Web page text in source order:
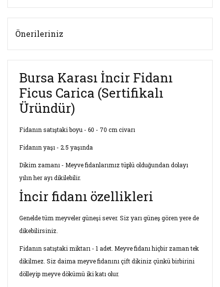
Önerileriniz
Bursa Karası İncir Fidanı
Ficus Carica (Sertifikalı
Üründür)
Fidanın satıştaki boyu - 60 - 70 cm civarı
Fidanın yaşı - 2.5 yaşında
Dikim zamanı - Meyve fidanlarımız tüplü olduğundan dolayı
yılın her ayı dikilebilir.
İncir fidanı özellikleri
Genelde tüm meyveler güneşi sever. Siz yarı güneş gören yere de
dikebilirsiniz.
Fidanın satıştaki miktarı - 1 adet. Meyve fidanı hiçbir zaman tek
dikilmez. Siz daima meyve fidanını çift dikiniz çünkü birbirini
dölleyip meyve dökümü iki katı olur.